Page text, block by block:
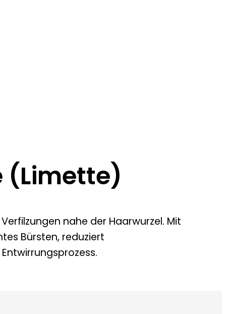
(Limette)
nahe der Haarwurzel. Mit
Bürsten, reduziert